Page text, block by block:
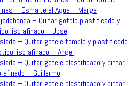
– Esmalte al Agua – Marga
– Quitar gotele plastificado y
liso afinado – Jose
– Quitar gotele temple y plastificado
liso afinado – Angel
– Quitar gotele plastificado y pintar
– Guillermo
– Quitar gotele plastificado y pintar